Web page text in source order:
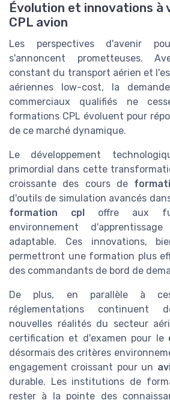
Évolution et innovations à
CPL avion
Les perspectives d'avenir
s'annoncent prometteuses.
constant du transport aérien et
aériennes low-cost, la
commerciaux qualifiés ne
formations CPL évoluent pour
de ce marché dynamique.
Le développement
primordial dans cette
croissante des cours de
d'outils de simulation avancés
formation cpl
offre aux
environnement
adaptable. Ces innovations,
permettront une formation plus
des commandants de bord de
De plus, en parallèle à
réglementations continuent
nouvelles réalités du secteur
certification et d'examen pour le
désormais des critères
engagement croissant pour un
durable. Les institutions de
rester à la pointe des